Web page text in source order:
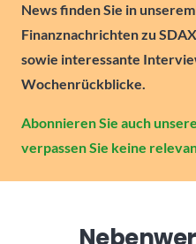
News finden Sie in
Finanznachrichten zu
sowie interessante
Wochenrückblicke.
Abonnieren Sie auch
verpassen Sie keine